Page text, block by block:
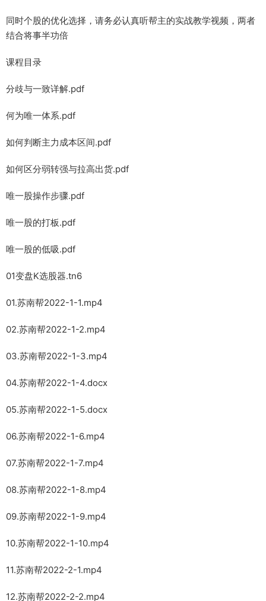
同时个股的优化选择，请务必认真听帮主的实战教学视频，两者
结合将事半功倍
课程目录
分歧与一致详解.pdf
何为唯一体系.pdf
如何判断主力成本区间.pdf
如何区分弱转强与拉高出货.pdf
唯一股操作步骤.pdf
唯一股的打板.pdf
唯一股的低吸.pdf
01变盘K选股器.tn6
01.苏南帮2022-1-1.mp4
02.苏南帮2022-1-2.mp4
03.苏南帮2022-1-3.mp4
04.苏南帮2022-1-4.docx
05.苏南帮2022-1-5.docx
06.苏南帮2022-1-6.mp4
07.苏南帮2022-1-7.mp4
08.苏南帮2022-1-8.mp4
09.苏南帮2022-1-9.mp4
10.苏南帮2022-1-10.mp4
11.苏南帮2022-2-1.mp4
12.苏南帮2022-2-2.mp4